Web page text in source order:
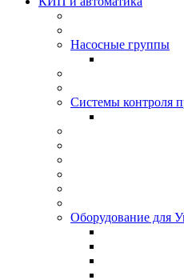
Насосные группы
Системы контроля
Оборудование для